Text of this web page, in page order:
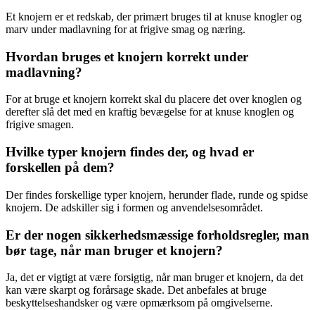
Et knojern er et redskab, der primært bruges til at knuse knogler og
marv under madlavning for at frigive smag og næring.
Hvordan bruges et knojern korrekt under
madlavning?
For at bruge et knojern korrekt skal du placere det over knoglen og
derefter slå det med en kraftig bevægelse for at knuse knoglen og
frigive smagen.
Hvilke typer knojern findes der, og hvad er
forskellen på dem?
Der findes forskellige typer knojern, herunder flade, runde og spidse
knojern. De adskiller sig i formen og anvendelsesområdet.
Er der nogen sikkerhedsmæssige forholdsregler, man
bør tage, når man bruger et knojern?
Ja, det er vigtigt at være forsigtig, når man bruger et knojern, da det
kan være skarpt og forårsage skade. Det anbefales at bruge
beskyttelseshandsker og være opmærksom på omgivelserne.